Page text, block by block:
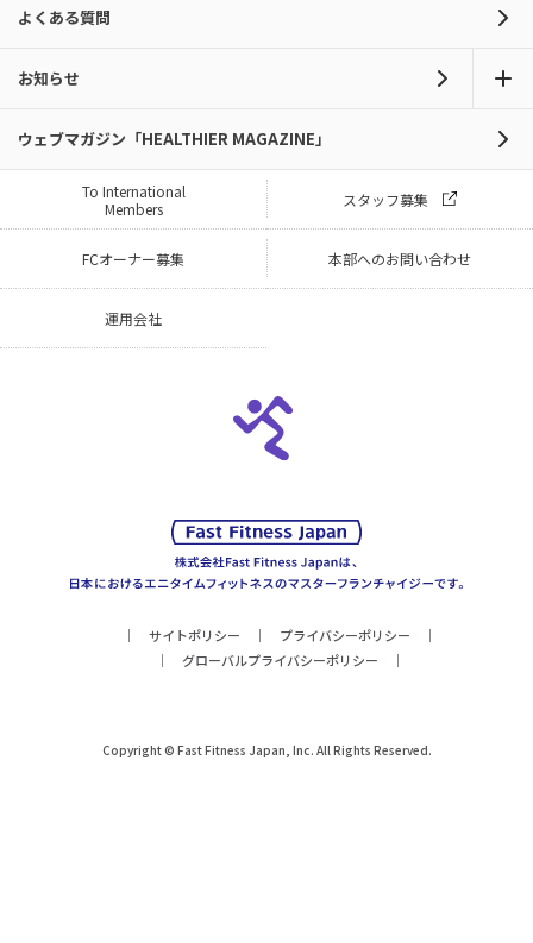
よくある質問
お知らせ
ウェブマガジン「HEALTHIER MAGAZINE」
To International
Members
スタッフ募集
FCオーナー募集 本部へのお問い合わせ
運用会社
サイトポリシー
プライバシーポリシー
グローバルプライバシーポリシー
Copyright © Fast Fitness Japan, Inc. All Rights Reserved.